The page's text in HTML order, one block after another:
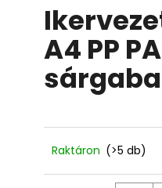
átlagos
értékelése
5-
ből
0,0
csillag.
A4 PP
Raktáron (>5 db)